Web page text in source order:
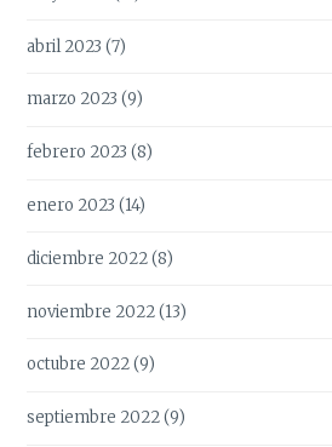
abril 2023 (7)
marzo 2023 (9)
febrero 2023 (8)
enero 2023 (14)
diciembre 2022(8)
noviembre 2022(13)
octubre 2022(9)
septiembre 2022(9)